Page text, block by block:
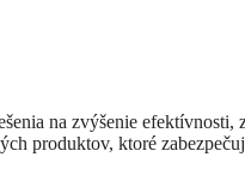
na zvýšenie
produktov, ktoré